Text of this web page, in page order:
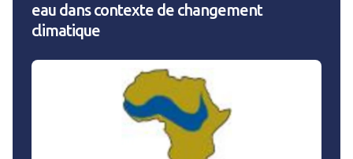
eau dans contexte de changement
climatique